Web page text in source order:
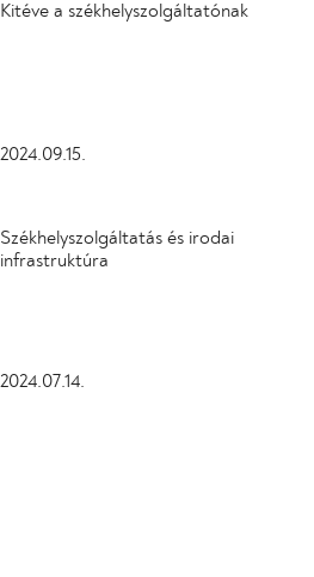
Kitéve a székhelyszolgáltatónak
2024.09.15.
Székhelyszolgáltatás és irodai
infrastruktúra
2024.07.14.